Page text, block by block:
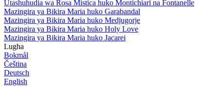
Utashuhudia wa Rosa Mistica huko Montichiari na Fontanelle
Mazingira ya Bikira Maria huko Garabandal
Mazingira ya Bikira Maria huko Medjugorje
Mazingira ya Bikira Maria huko Holy Love
Mazingira ya Bikira Maria huko Jacarei
Lugha
Bokmål
Čeština
Deutsch
English